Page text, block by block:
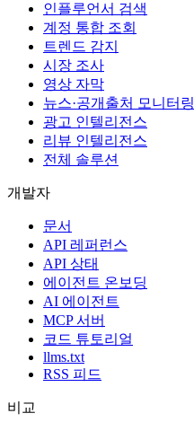
인플루언서 검색
계정 통합 조회
트렌드 감지
시장 조사
영상 자막
뉴스·공개출처 모니터링
광고 인텔리전스
리뷰 인텔리전스
전체 솔루션
개발자
문서
API 레퍼런스
API 상태
에이전트 온보딩
AI 에이전트
MCP 서버
코드 튜토리얼
llms.txt
RSS 피드
비교